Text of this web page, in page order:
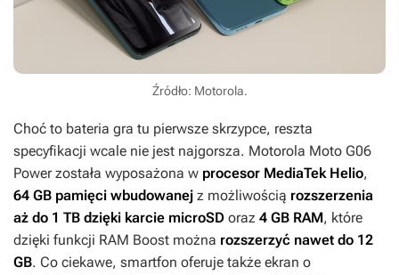
Źródło: Motorola.
Choć to bateria gra tu pierwsze skrzypce, reszta
specyfikacji wcale nie jest najgorsza. Motorola Moto G06
Power została wyposażona w procesor MediaTek Helio,
64 GB pamięci wbudowanej z możliwością rozszerzenia
aż do 1 TB dzięki karcie microSD oraz 4 GB RAM, które
dzięki funkcji RAM Boost można rozszerzyć nawet do 12
GB. Co ciekawe, smartfon oferuje także ekran o